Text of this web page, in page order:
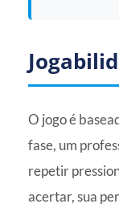
O jogo é
fase, um
repetir
acertar, sua